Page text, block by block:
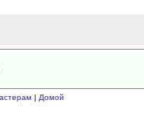
| Домой